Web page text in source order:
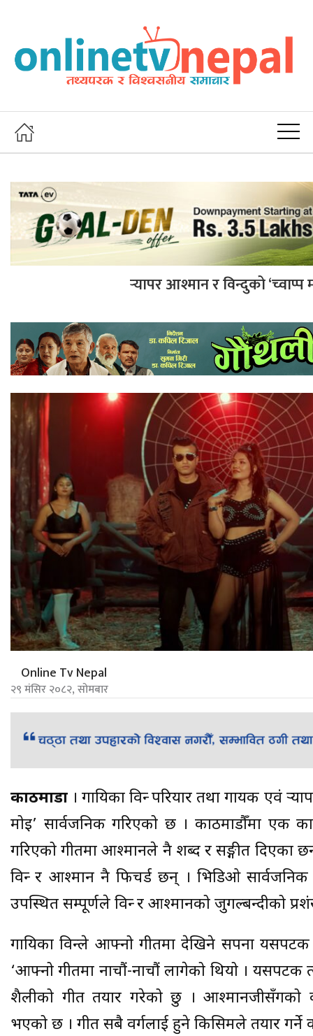
र्‍यापर आश्मान र विन्दुको ‘च्वाप्प
Online Tv Nepal
२९ मंसिर २०८२, सोमबार
काठमाडौँ । गायिका विन्दु परियार तथा गायक एवं
मोइ’ सार्वजनिक गरिएको छ । काठमाडौँमा एक
गरिएको गीतमा आश्मानले नै शब्द र सङ्गीत दिएका
विन्दु र आश्मान नै फिचर्ड छन् । भिडिओ सार्वजनिक
उपस्थित सम्पूर्णले विन्दु र आश्मानको जुगल्बन्दीको
गायिका विन्दुले आफ्नो गीतमा देखिने सपना
‘आफ्नो गीतमा नाचौं-नाचौं लागेको थियो । यसपटक
शैलीको गीत तयार गरेको छु । आश्मानजीसँगको
भएको छ । गीत सबै वर्गलाई हुने किसिमले तयार गर्ने